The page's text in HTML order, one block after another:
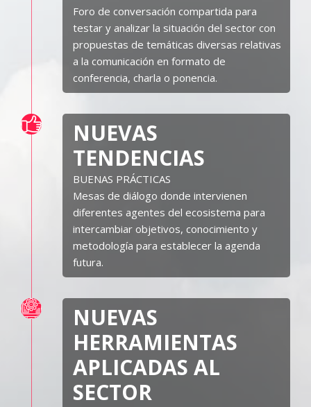
Foro de conversación compartida para
testar y analizar la situación del sector con
propuestas de temáticas diversas relativas
a la comunicación en formato de
conferencia, charla o ponencia.
NUEVAS
TENDENCIAS
BUENAS PRÁCTICAS
Mesas de diálogo donde intervienen
diferentes agentes del ecosistema para
intercambiar objetivos, conocimiento y
metodología para establecer la agenda
futura.
NUEVAS
HERRAMIENTAS
APLICADAS AL
SECTOR